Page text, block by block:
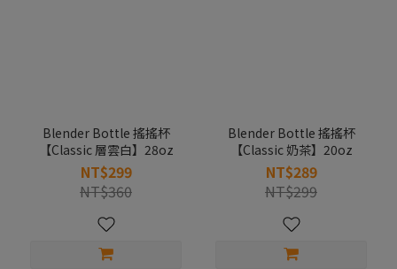
Blender Bottle 搖搖杯
【Classic 層雲白】28oz
NT$299
NT$360
Blender Bottle 搖搖杯
【Classic 奶茶】20oz
NT$289
NT$299